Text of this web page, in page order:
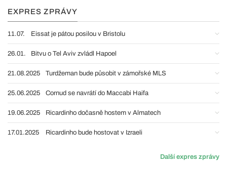
EXPRES ZPRÁVY
11.07. Eissat je pátou posilou v Bristolu
26.01. Bitvu o Tel Aviv zvládl Hapoel
21.08.2025 Turdžeman bude působit v zámořské MLS
25.06.2025 Cornud se navrátí do Maccabi Haifa
19.06.2025 Ricardinho dočasně hostem v Almatech
17.01.2025 Ricardinho bude hostovat v Izraeli
Další expres zprávy